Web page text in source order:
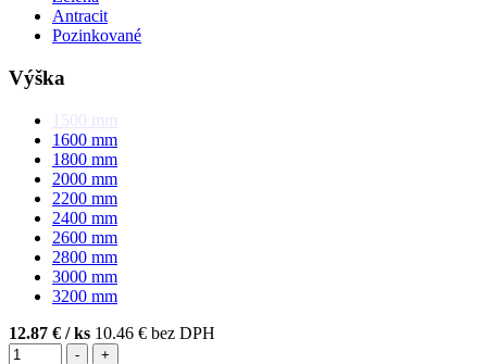
Antracit
Pozinkované
Výška
1500 mm
1600 mm
1800 mm
2000 mm
2200 mm
2400 mm
2600 mm
2800 mm
3000 mm
3200 mm
12.87 € / ks 10.46 € bez DPH
- +